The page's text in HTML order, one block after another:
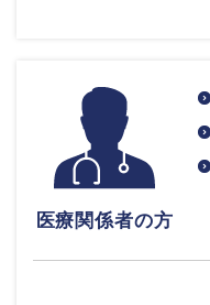
医療関係者の方